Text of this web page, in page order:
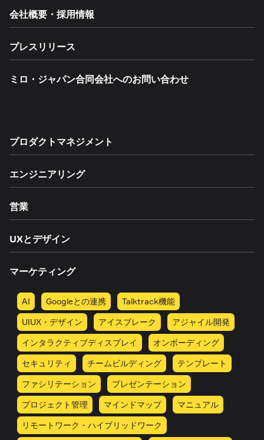
会社概要・採用情報
プレスリリース
ミロ・ジャパン合同会社へのお問い合わせ
プロダクトマネジメント
エンジニアリング
営業
UXとデザイン
マーケティング
AI Googleとの連携 Talktrack機能
UIUX・デザイン アイスブレーク アジャイル開発
インタラクティブディスプレイ オンボーディング
セキュリティ チームビルディング テンプレート
ファシリテーション プレゼンテーション
プロジェクト管理 マインドマップ マニュアル
リモートワーク・ハイブリッドワーク